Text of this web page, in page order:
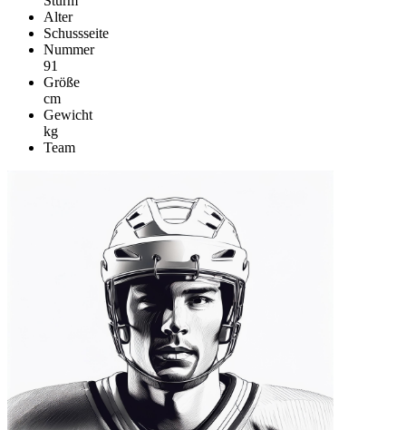
Alter
Schussseite
Nummer
91
Größe
cm
Gewicht
kg
Team